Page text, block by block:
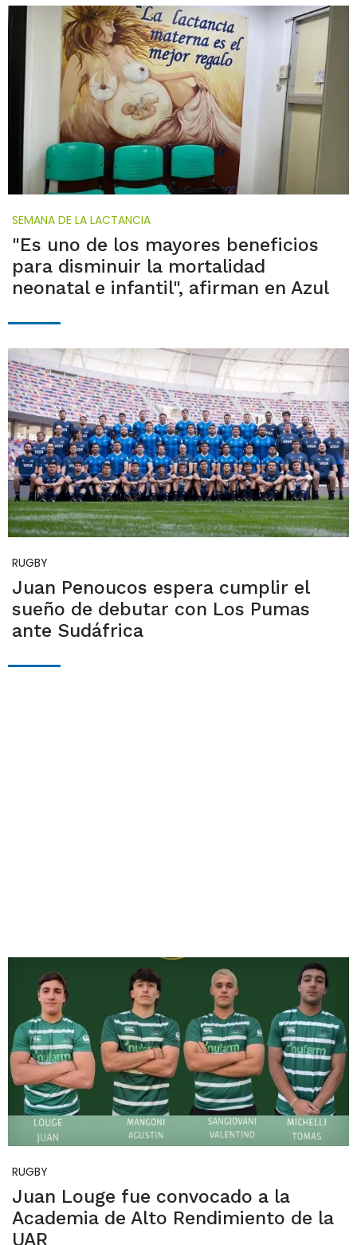
SEMANA DE LA LACTANCIA
"Es uno de los mayores beneficios
para disminuir la mortalidad
neonatal e infantil", afirman en Azul
RUGBY
Juan Penoucos espera cumplir el
sueño de debutar con Los Pumas
ante Sudáfrica
RUGBY
Juan Louge fue convocado a la
Academia de Alto Rendimiento de la
UAR